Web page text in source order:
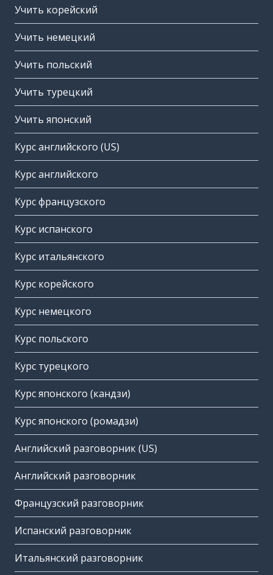
Учить корейский
Учить немецкий
Учить польский
Учить турецкий
Учить японский
Курс английского (US)
Курс английского
Курс французского
Курс испанского
Курс итальянского
Курс корейского
Курс немецкого
Курс польского
Курс турецкого
Курс японского (кандзи)
Курс японского (ромадзи)
Английский разговорник (US)
Английский разговорник
Французский разговорник
Испанский разговорник
Итальянский разговорник